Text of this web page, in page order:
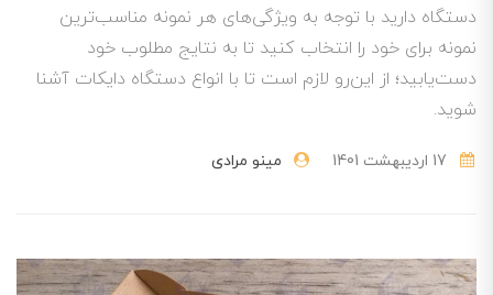
دستگاه دارید با توجه به ویژگی‌های هر نمونه مناسب‌ترین
نمونه برای خود را انتخاب کنید تا به نتایج مطلوب خود
دست‌یابید؛ از این‌رو لازم است تا با انواع دستگاه دایکات آشنا
شوید.
مینو مرادی